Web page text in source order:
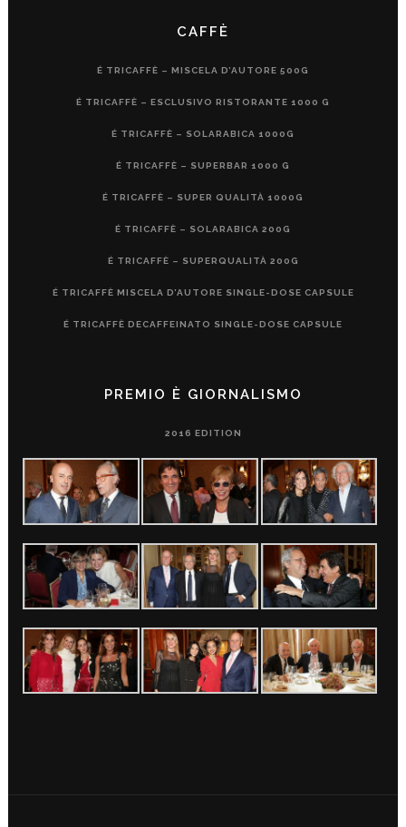
CAFFÈ
É TRICAFFÈ – MISCELA D’AUTORE 500G
É TRICAFFÈ – ESCLUSIVO RISTORANTE 1000 G
É TRICAFFÈ – SOLARABICA 1000G
É TRICAFFÈ – SUPERBAR 1000 G
É TRICAFFÈ – SUPER QUALITÀ 1000G
É TRICAFFÈ – SOLARABICA 200G
É TRICAFFÈ – SUPERQUALITÀ 200G
É TRICAFFÈ MISCELA D’AUTORE SINGLE-DOSE CAPSULE
É TRICAFFÈ DECAFFEINATO SINGLE-DOSE CAPSULE
PREMIO È GIORNALISMO
2016 EDITION